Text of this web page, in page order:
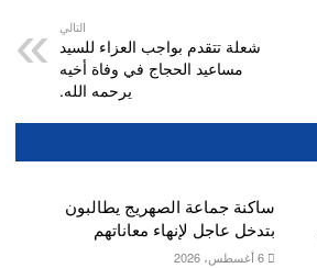
التالي
شعلة تتقدم بواجب العزاء للسيد
مساعيد الحجاج في وفاة أخيه
يرحمه الله.
ساكنة جماعة الصهريج يطالبون
بتدخل عاجل لإنهاء معاناتهم
6 أغسطس، 2026